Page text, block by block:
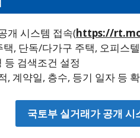
개 시스템 접속(https://
, 단독/다가구 주택, 오피스
등 검색조건 설정
, 계약일, 층수, 등기 일자 등
국토부 실거래가 공개 시